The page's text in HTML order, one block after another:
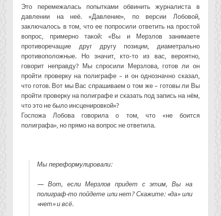
Это перемежалась попытками обвинить журналиста в
давлении на неё. «Давление», по версии Лобовой,
заключалось в том, что ее попросили ответить на простой
вопрос, примерно такой: «Вы и Мерзлов занимаете
противоречащие друг другу позиции, диаметрально
противоположные. Но значит, кто-то из вас, вероятно,
говорит неправду? Мы спросили Мерзлова, готов ли он
пройти проверку на полиграфе – и он однозначно сказал,
что готов. Вот мы Вас спрашиваем о том же – готовы ли Вы
пройти проверку на полиграфе и сказать под запись на нём,
что это не было инсценировкой»?
Госпожа Лобова говорила о том, что «не боится
полиграфа», но прямо на вопрос не ответила.
Мы переформулировали:
— Вот, если Мерзлов придет с этим, Вы на
полиграф-то пойдете или нет? Скажите: «да» или
«нет» и всё.